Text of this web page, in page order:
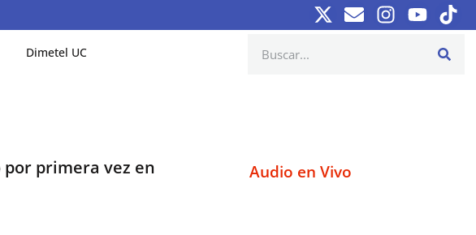
Dimetel UC
por primera vez en Audio en Vivo